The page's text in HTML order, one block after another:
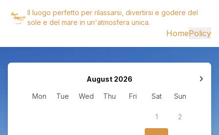
Il luogo perfetto per rilassarsi, divertirsi e godere del
sole e del mare in un'atmosfera unica.
HomePolicy